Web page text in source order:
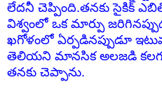
లేదనీ చెప్పింది.తనకు సైకిక్
విశ్వంలో ఒక మార్పు
ఖగోళంలో ఏర్పడినప్పుడూ
తెలియని మానసిక అలజడి
తనకు చెప్పాను.